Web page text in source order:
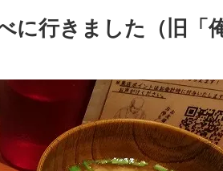
に行きました（旧「